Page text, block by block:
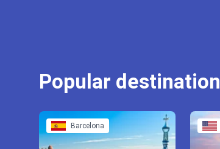
Popular destination
Barcelona